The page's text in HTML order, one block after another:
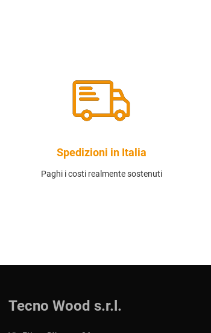
Spedizioni in Italia
Paghi i costi realmente sostenuti
Tecno Wood s.r.l.